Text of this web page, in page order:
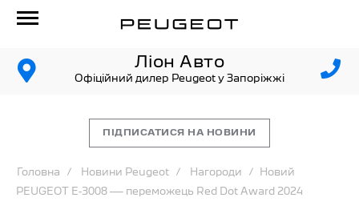
Ліон Авто
Офіційний дилер Peugeot у Запоріжжі
ПІДПИСАТИСЯ НА НОВИНИ
Головна Новини Peugeot Нагороди Новий
PEUGEOT Е-3008 — переможець Red Dot Award 2024